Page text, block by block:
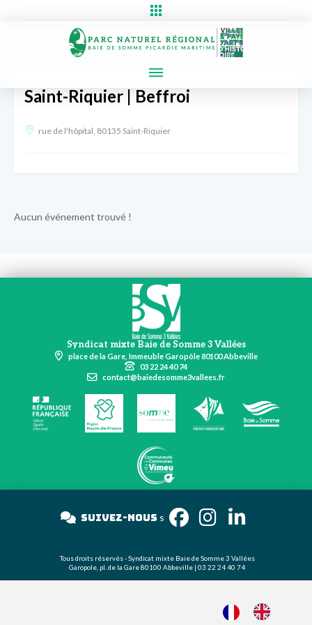
Saint-Riquier | Beffroi
rue de l'hôpital, 80135 Saint-Riquier
Aucun événement trouvé !
Syndicat mixte Baie de Somme 3 Vallées
place de la Gare, Immeuble Garopôle 80100 Abbeville
03 22 24 40 74
contact@baiedesomme3vallees.fr
Suivez-nous s
Tous droits réservés - Syndicat mixte Baie de Somme 3 Vallées
Garopole, pl. de la Gare 80100 Abbeville | 03 22 24 40 74